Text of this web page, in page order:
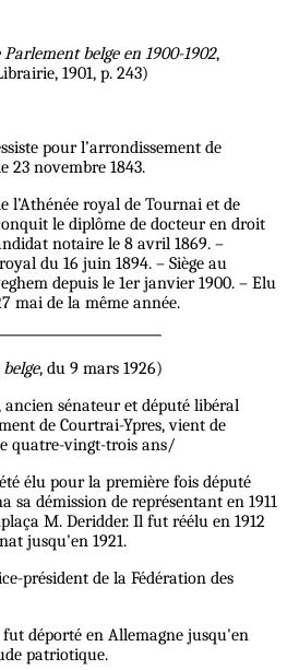
Parlement belge en 1900-1902,
1901, p. 243)
pour l’arrondissement de
23 novembre 1843.
l’Athénée royal de Tournai et de
le diplôme de docteur en droit
notaire le 8 avril 1869. –
du 16 juin 1894. – Siège au
depuis le 1er janvier 1900. – Elu
mai de la même année.
, du 9 mars 1926)
sénateur et député libéral
de Courtrai-Ypres, vient de
quatre-vingt-trois ans/
élu pour la première fois député
sa démission de représentant en 1911
M. Deridder. Il fut réélu en 1912
jusqu'en 1921.
président de la Fédération des
déporté en Allemagne jusqu'en
patriotique.